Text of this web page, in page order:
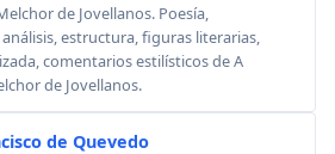
de Jovellanos. Poesía,
estructura, figuras literarias,
comentarios estilísticos de A
de Jovellanos.
de Quevedo